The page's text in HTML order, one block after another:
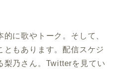
に歌やトーク。そして、
ともあります。配信スケジ
梨乃さん。Twitterを見てい